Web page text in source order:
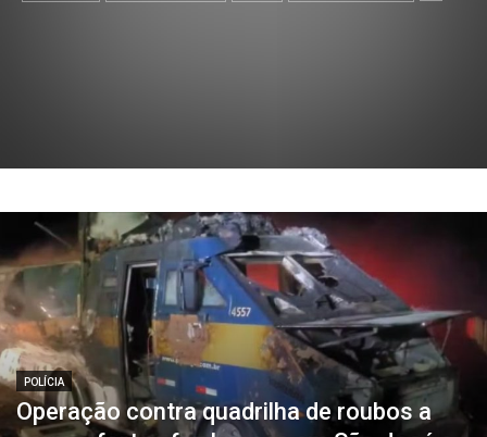
POLÍCIA
Operação contra quadrilha de roubos a